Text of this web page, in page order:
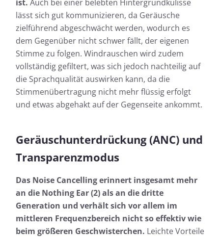
ist. Auch bei einer belebten Hintergrundkulisse
lässt sich gut kommunizieren, da Geräusche
zielführend abgeschwächt werden, wodurch es
dem Gegenüber nicht schwer fällt, der eigenen
Stimme zu folgen. Windrauschen wird zudem
vollständig gefiltert, was sich jedoch nachteilig auf
die Sprachqualität auswirken kann, da die
Stimmenübertragung nicht mehr flüssig erfolgt
und etwas abgehakt auf der Gegenseite ankommt.
Geräuschunterdrückung (ANC) und
Transparenzmodus
Das Noise Cancelling erinnert insgesamt mehr
an die Nothing Ear (2) als an die dritte
Generation und verhält sich vor allem im
mittleren Frequenzbereich nicht so effektiv wie
beim größeren Geschwisterchen. Leichte Vorteile